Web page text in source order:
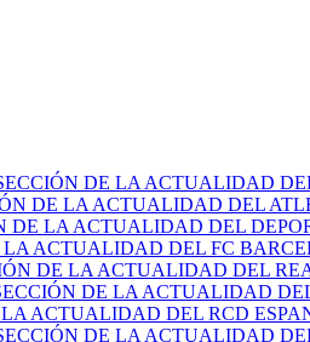
DE LA ACTUALIDAD
DE LA ACTUALIDAD DEL
DE LA ACTUALIDAD DEL
LA ACTUALIDAD DEL FC
DE LA ACTUALIDAD DEL
DE LA ACTUALIDAD
LA ACTUALIDAD DEL RCD
DE LA ACTUALIDAD